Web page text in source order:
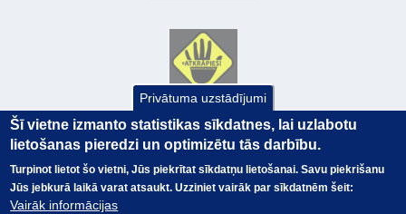
Privātuma uzstādījumi
Šī vietne izmanto statistikas sīkdatnes, lai uzlabotu
lietošanas pieredzi un optimizētu tās darbību.
Turpinot lietot šo vietni, Jūs piekrītat sīkdatņu lietošanai. Savu piekrišanu
Jūs jebkurā laikā varat atsaukt. Uzziniet vairāk par sīkdatnēm šeit:
Vairāk informācijas